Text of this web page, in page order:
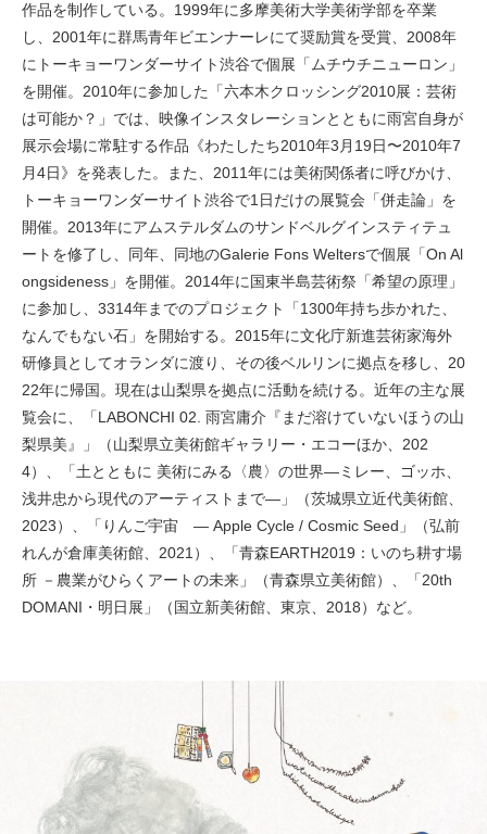
作品を制作している。1999年に多摩美術大学美術学部を卒業
し、2001年に群馬青年ビエンナーレにて奨励賞を受賞、2008年
にトーキョーワンダーサイト渋谷で個展「ムチウチニューロン」
を開催。2010年に参加した「六本木クロッシング2010展：芸術
は可能か？」では、映像インスタレーションとともに雨宮自身が
展示会場に常駐する作品《わたしたち2010年3月19日〜2010年7
月4日》を発表した。また、2011年には美術関係者に呼びかけ、
トーキョーワンダーサイト渋谷で1日だけの展覧会「併走論」を
開催。2013年にアムステルダムのサンドベルグインスティテュ
ートを修了し、同年、同地のGalerie Fons Weltersで個展「On Al
ongsideness」を開催。2014年に国東半島芸術祭「希望の原理」
に参加し、3314年までのプロジェクト「1300年持ち歩かれた、
なんでもない石」を開始する。2015年に文化庁新進芸術家海外
研修員としてオランダに渡り、その後ベルリンに拠点を移し、20
22年に帰国。現在は山梨県を拠点に活動を続ける。近年の主な展
覧会に、「LABONCHI 02. 雨宮庸介『まだ溶けていないほうの山
梨県美』」（山梨県立美術館ギャラリー・エコーほか、202
4）、「土とともに 美術にみる〈農〉の世界―ミレー、ゴッホ、
浅井忠から現代のアーティストまで―」（茨城県立近代美術館、
2023）、「りんご宇宙 ― Apple Cycle / Cosmic Seed」（弘前
れんが倉庫美術館、2021）、「青森EARTH2019：いのち耕す場
所 －農業がひらくアートの未来」（青森県立美術館）、「20th
DOMANI・明日展」（国立新美術館、東京、2018）など。